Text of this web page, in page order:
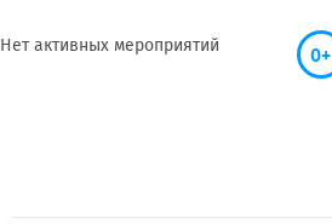
Нет активных мероприятий 0+